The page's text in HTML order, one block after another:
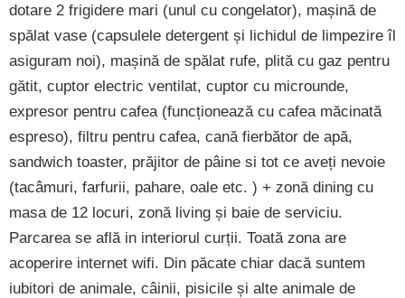
dotare 2 frigidere mari (unul cu congelator), mașină de
spălat vase (capsulele detergent și lichidul de limpezire îl
asiguram noi), mașină de spălat rufe, plită cu gaz pentru
gătit, cuptor electric ventilat, cuptor cu microunde,
expresor pentru cafea (funcționează cu cafea măcinată
espreso), filtru pentru cafea, cană fierbător de apă,
sandwich toaster, prăjitor de pâine si tot ce aveți nevoie
(tacâmuri, farfurii, pahare, oale etc. ) + zonă dining cu
masa de 12 locuri, zonă living și baie de serviciu.
Parcarea se află in interiorul curții. Toată zona are
acoperire internet wifi. Din păcate chiar dacă suntem
iubitori de animale, câinii, pisicile și alte animale de